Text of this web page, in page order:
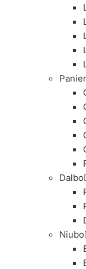
Dalbo
Niubo